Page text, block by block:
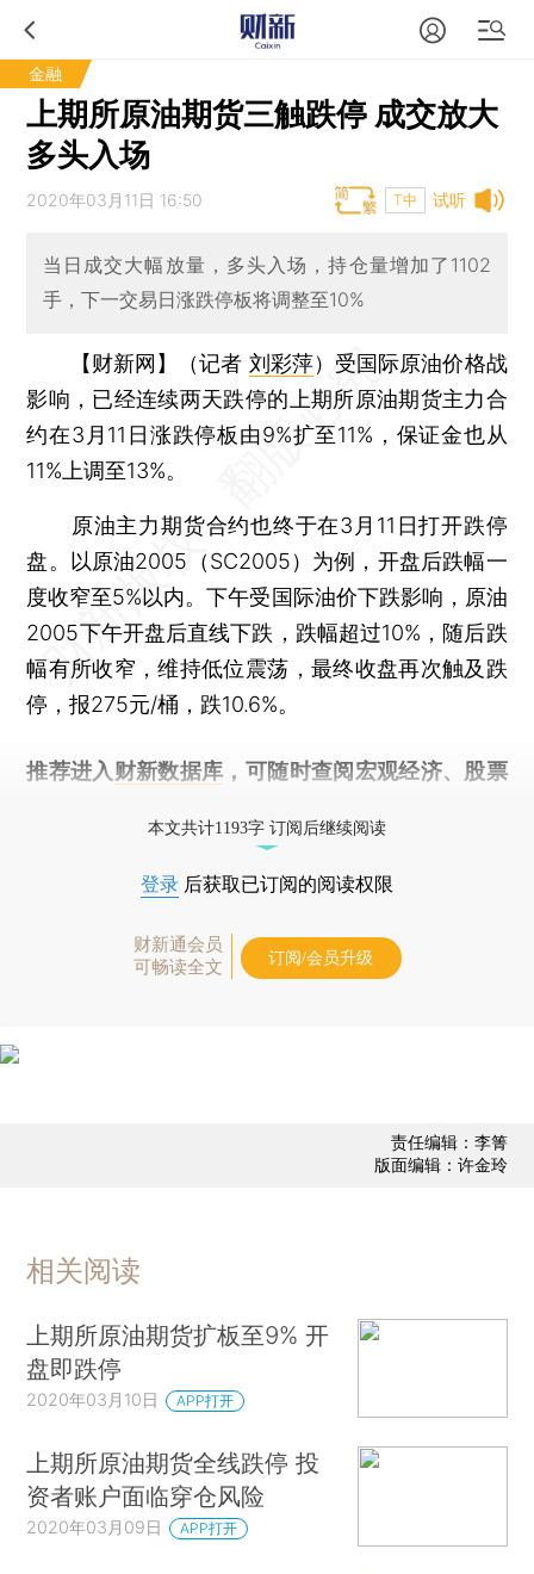
金融
上期所原油期货三触跌停 成交放大
多头入场
试听
2020年03月11日 16:50 T中
当日成交大幅放量，多头入场，持仓量增加了1102
手，下一交易日涨跌停板将调整至10%
【财新网】（记者 刘彩萍） 受国际原油价格战
影响，已经连续两天跌停的上期所原油期货主力合
约在3月11日涨跌停板由9%扩至11%，保证金也从
11%上调至13%。
原油主力期货合约也终于在3月11日打开跌停
盘。以原油2005（SC2005）为例，开盘后跌幅一
度收窄至5%以内。下午受国际油价下跌影响，原油
2005下午开盘后直线下跌，跌幅超过10%，随后跌
幅有所收窄，维持低位震荡，最终收盘再次触及跌
停，报275元/桶，跌10.6%。
推荐进入 财新数据库 ，可随时查阅宏观经济、股票
本文共计1193字 订阅后继续阅读
登录 后获取已订阅的阅读权限
财新通会员
可畅读全文
订阅/会员升级
责任编辑：李箐
版面编辑：许金玲
相关阅读
上期所原油期货扩板至9% 开
盘即跌停
2020年03月10日 APP打开
上期所原油期货全线跌停 投
资者账户面临穿仓风险
2020年03月09日 APP打开